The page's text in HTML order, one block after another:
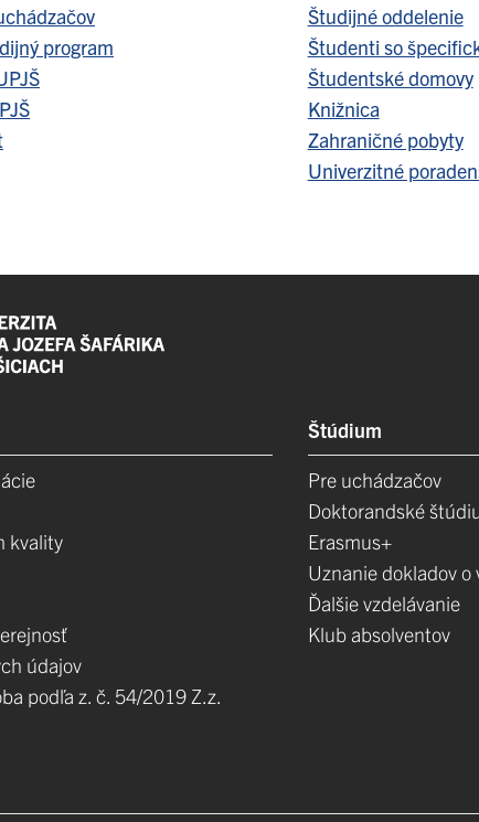
program
Študijné oddelenie
Študenti so
Študentské domovy
Knižnica
Zahraničné pobyty
Univerzitné
kvality
údajov
podľa z. č. 54/2019 Z.z.
Štúdium
Pre uchádzačov
Doktorandské
Erasmus+
Uznanie dokladov o
Ďalšie vzdelávanie
Klub absolventov